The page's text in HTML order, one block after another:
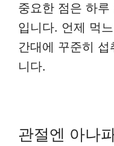
중요한 점은 하
입니다. 언제 먹
간대에 꾸준히
니다.
관절엔 아나